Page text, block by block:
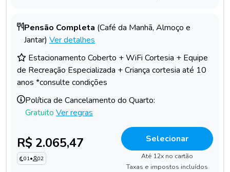
Pensão Completa (Café da Manhã, Almoço e
Jantar) Ver detalhes
Estacionamento Coberto + WiFi Cortesia + Equipe
de Recreação Especializada + Criança cortesia até 10
anos *consulte condições
Política de Cancelamento do Quarto:
Gratuito Ver regras
R$ 2.065,47
01• 02
Selecionar
Até 12x no cartão
Taxas e impostos incluídos